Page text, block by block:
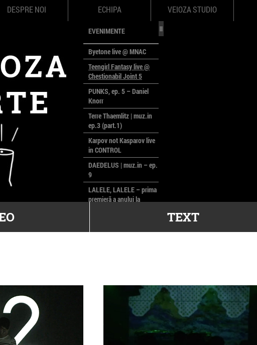
DESPRE NOI ECHIPA VEIOZA STUDIO
EVENIMENTE
Byetone live @ MNAC
Teengirl Fantasy live @
Chestionabil Joint 5
PUNKS, ep. 5 – Daniel
Knorr
Terre Thaemlitz | muz.in
ep.3 (part.1)
Karpov not Kasparov live
in CONTROL
DAEDELUS | muz.in – ep.
9
LALELE, LALELE – prima
premieră a anului la
poloneze la București
TEXT